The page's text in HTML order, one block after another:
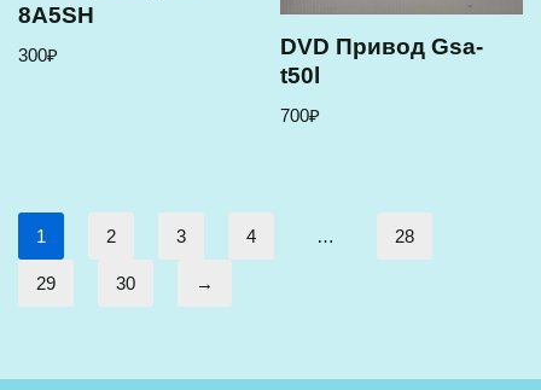
8A5SH
300₽
DVD Привод Gsa-
t50l
700₽
1 2 3 4 … 28
29 30 →